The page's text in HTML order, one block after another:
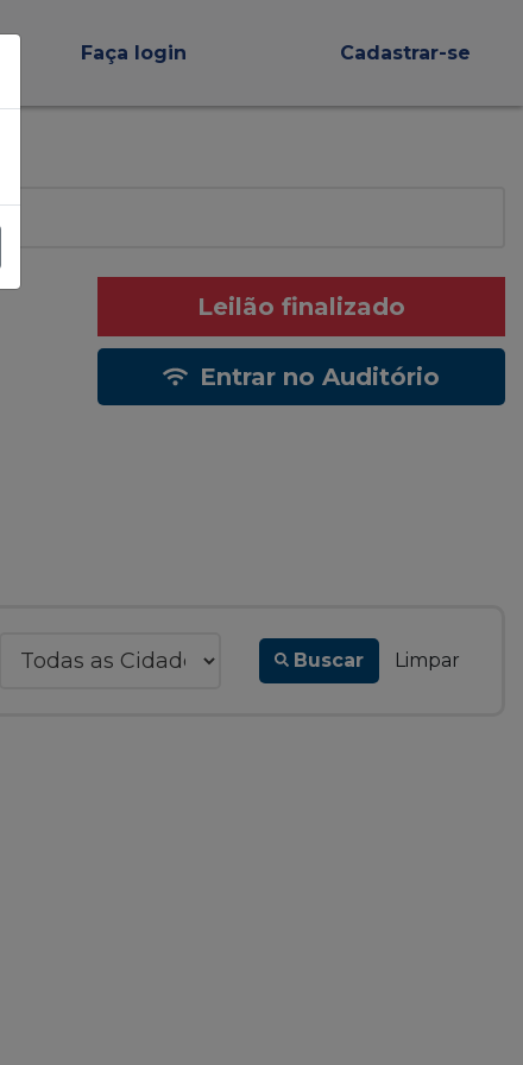
Faça login Cadastrar-se
Leilão finalizado
Entrar no Auditório
Buscar Limpar